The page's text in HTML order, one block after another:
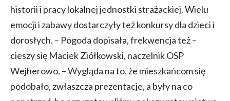
historii i pracy lokalnej jednostki strażackiej. Wielu
emocji i zabawy dostarczyły też konkursy dla dzieci i
dorosłych. – Pogoda dopisała, frekwencja też –
cieszy się Maciek Ziółkowski, naczelnik OSP
Wejherowo. – Wygląda na to, że mieszkańcom się
podobało, zwłaszcza prezentacje, a były na co